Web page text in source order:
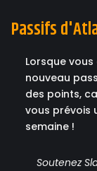
Passifs
Lorsque vous
nouveau
des points,
vous prévois
semaine !
Soutenez